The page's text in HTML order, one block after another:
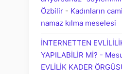
Özbilir - Kadınların
namaz kılma meselesi
İNTERNETTEN
YAPILABİLİR Mİ? -
EVLİLİK KADER